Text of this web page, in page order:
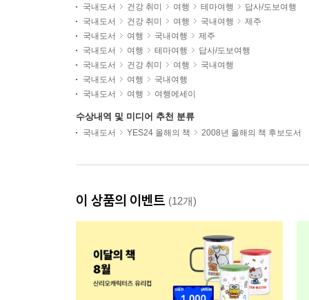
국내도서
건강 취미 여행 테마여행
답사/도보여행
국내도서
건강 취미 여행 국내여행
제주
국내도서
여행 국내여행
제주
국내도서
여행 테마여행
답사/도보여행
국내도서
건강 취미 여행
국내여행
국내도서
여행
국내여행
국내도서
여행 여행에세이
수상내역 및 미디어 추천 분류
국내도서 YES24 올해의 책 2008년 올해의 책 후보도서
이 상품의 이벤트 (12개)